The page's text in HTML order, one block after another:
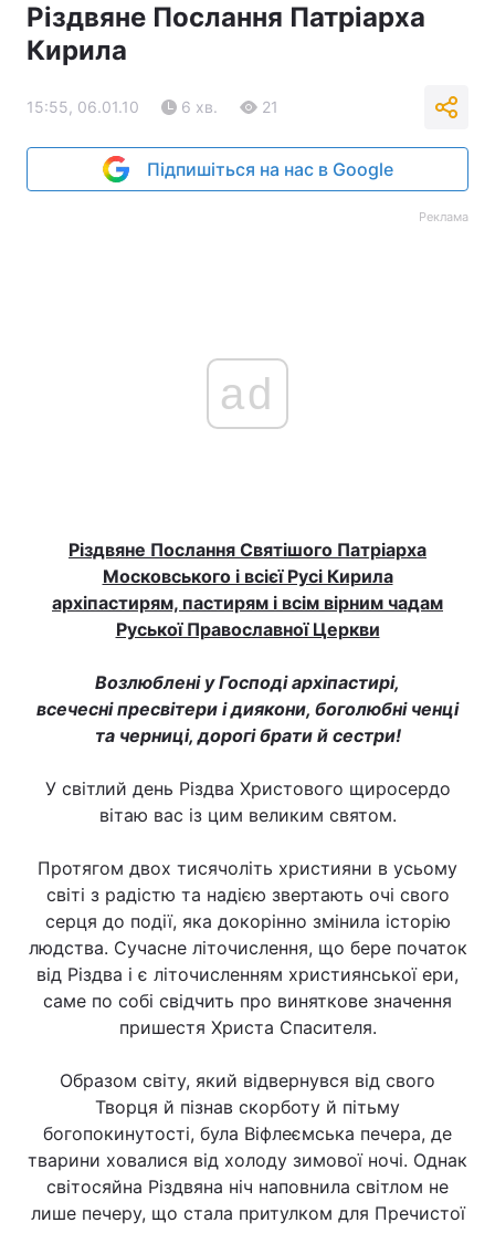
Різдвяне Послання Патріарха
Кирила
15:55, 06.01.10 6 хв. 21
Підпишіться на нас в Google
Реклама
ad
Різдвяне Послання Святішого Патріарха
Московського і всієї Русі Кирила
архіпастирям, пастирям і всім вірним чадам
Руської Православної Церкви
Возлюблені у Господі архіпастирі,
всечесні пресвітери і диякони, боголюбні ченці
та черниці, дорогі брати й сестри!
У світлий день Різдва Христового щиросердо
вітаю вас із цим великим святом.
Протягом двох тисячоліть християни в усьому
світі з радістю та надією звертають очі свого
серця до події, яка докорінно змінила історію
людства. Сучасне літочислення, що бере початок
від Різдва і є літочисленням християнської ери,
саме по собі свідчить про виняткове значення
пришестя Христа Спасителя.
Образом світу, який відвернувся від свого
Творця й пізнав скорботу й пітьму
богопокинутості, була Віфлеємська печера, де
тварини ховалися від холоду зимової ночі. Однак
світосяйна Різдвяна ніч наповнила світлом не
лише печеру, що стала притулком для Пречистої